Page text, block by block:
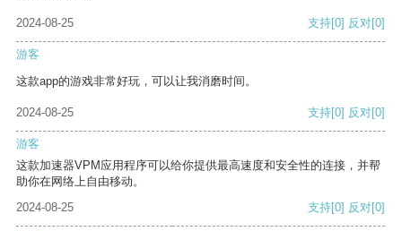
2024-08-25 支持[0] 反对[0]
游客
这款app的游戏非常好玩，可以让我消磨时间。
2024-08-25 支持[0] 反对[0]
游客
这款加速器VPM应用程序可以给你提供最高速度和安全性的连接，并帮
助你在网络上自由移动。
2024-08-25
支持[0] 反对[0]